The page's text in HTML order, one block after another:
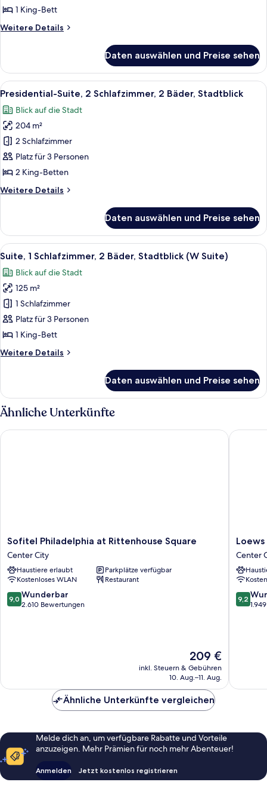
Bäder,
Stadtblick
(Urban
High
Floor,
Balcony)
anzeigen
1 King-Bett
Weitere Details
Weitere
1 King-
Bett,
2
Stadtblick
(Urban
Suite,
High
Floor,
Balcony)
Daten auswählen und Preise sehen
Alle
Fotos
für
Presidential-
Suite,
2 Schlafzimmer,
2
Stadtblick
Ein modernes Hotelzimmer mit
11
Presidential-Suite, 2 Schlafzimmer, 2 Bäder, Stadtblick
Blick auf die Stadt
204 m²
2 Schlafzimmer
Platz für 3 Personen
2 King-Betten
Weitere Details
Weitere
Suite,
2 Schlafzimmer,
2
Stadtblick
Daten auswählen und Preise sehen
Alle
Fotos
für
Suite,
Schlafzimmer,
2
Stadtblick
anzeigen
Ein modernes Schlafzimmer mit
11
Suite, 1 Schlafzimmer, 2 Bäder, Stadtblick (W Suite)
Blick auf die Stadt
125 m²
1 Schlafzimmer
Platz für 3 Personen
1 King-Bett
Weitere Details
Weitere
1
Schlafzimmer,
2
Stadtblick
Daten auswählen und Preise sehen
Ähnliche Unterkünfte
Sofitel
Philadelphia
at
Rittenhouse
Square
Center
City
Sofitel Philadelphia at Rittenhouse Square
Center City
Haustiere erlaubt
Parkplätze verfügbar
Kostenloses WLAN
Restaurant
9.0
von
9,0 Wunderbar
2.610 Bewertungen
Der
Preis
beträgt
209 €
inkl. Steuern & Gebühren
10. Aug.–11. Aug.
Sofitel Philadelphia at Rittenhouse Square
Loews
Hotel
Center
City
Center
9.2
von
9,2
Loews
Ähnliche Unterkünfte vergleichen
Melde dich an, um verfügbare Rabatte und Vorteile
anzuzeigen. Mehr Prämien für noch mehr Abenteuer!
Anmelden Jetzt kostenlos registrieren